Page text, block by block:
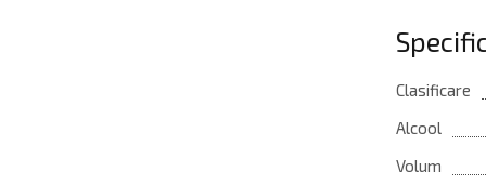
Clasificare
Alcool
Volum